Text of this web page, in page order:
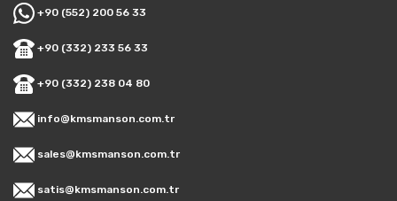
+90 (552) 200 56 33
+90 (332) 233 56 33
+90 (332) 238 04 80
info@kmsmanson.com.tr
sales@kmsmanson.com.tr
satis@kmsmanson.com.tr